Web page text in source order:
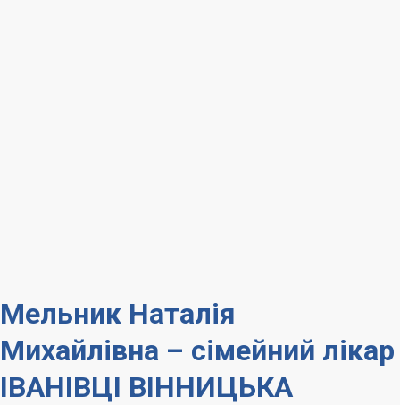
Мельник Наталія
Михайлівна – сімейний лікар
ІВАНІВЦІ ВІННИЦЬКА